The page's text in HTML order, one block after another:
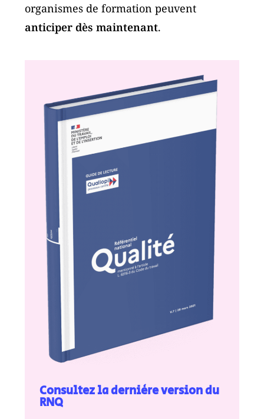
organismes de formation peuvent
anticiper dès maintenant.
Consultez la dernière version du
RNQ